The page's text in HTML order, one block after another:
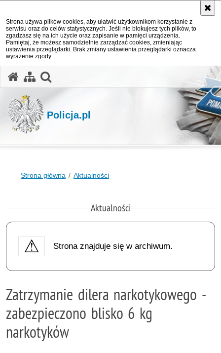
Strona używa plików cookies, aby ułatwić użytkownikom korzystanie z
serwisu oraz do celów statystycznych. Jeśli nie blokujesz tych plików, to
zgadzasz się na ich użycie oraz zapisanie w pamięci urządzenia.
Pamiętaj, że możesz samodzielnie zarządzać cookies, zmieniając
ustawienia przeglądarki. Brak zmiany ustawienia przeglądarki oznacza
wyrażenie zgody.
Policja.pl
Strona główna Aktualności
Aktualności
Strona znajduje się w archiwum.
Zatrzymanie dilera narkotykowego -
zabezpieczono blisko 6 kg
narkotyków